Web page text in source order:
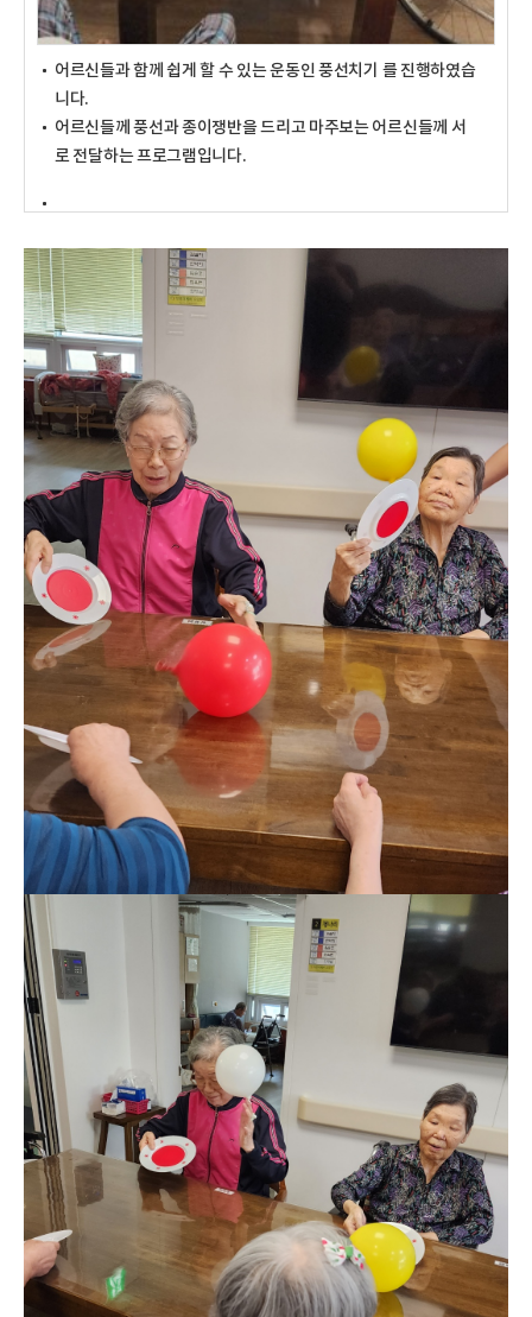
어르신들과 함께 쉽게 할 수 있는 운동인 풍선치기 를 진행하였습
니다.
어르신들께 풍선과 종이쟁반을 드리고 마주보는 어르신들께 서
로 전달하는 프로그램입니다.